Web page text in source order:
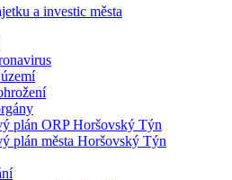
a investic města
plán ORP Horšovský Týn
plán města Horšovský Týn